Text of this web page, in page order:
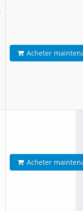
Acheter
Acheter